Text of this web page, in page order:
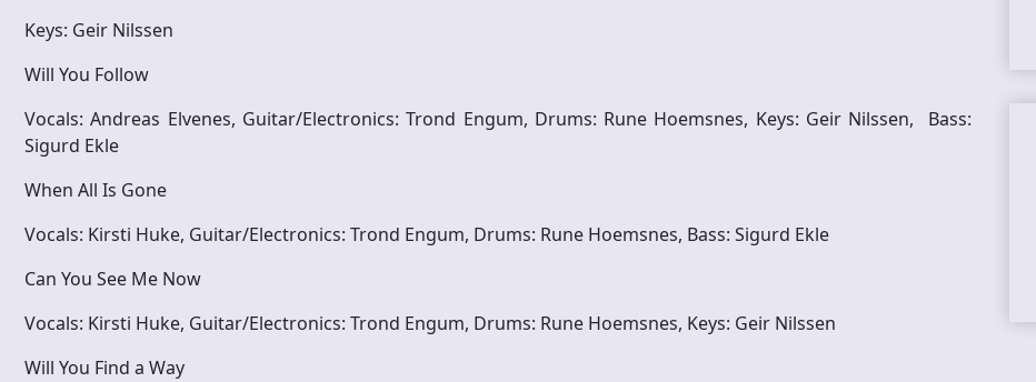
Keys: Geir Nilssen
Will You Follow
Vocals: Andreas Elvenes, Guitar/Electronics: Trond Engum, Drums: Rune Hoemsnes, Keys: Geir Nilssen, Bass:
Sigurd Ekle
When All Is Gone
Vocals: Kirsti Huke, Guitar/Electronics: Trond Engum, Drums: Rune Hoemsnes, Bass: Sigurd Ekle
Can You See Me Now
Vocals: Kirsti Huke, Guitar/Electronics: Trond Engum, Drums: Rune Hoemsnes, Keys: Geir Nilssen
Will You Find a Way